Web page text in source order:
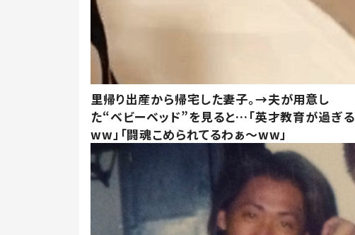
里帰り出産から帰宅した妻子。→夫が用意し
た“ベビーベッド”を見ると…「英才教育が過ぎる
ww」「闘魂こめられてるわぁ～ww」